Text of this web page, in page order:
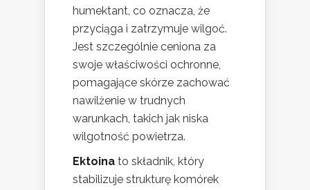
humektant, co oznacza, że
przyciąga i zatrzymuje wilgoć.
Jest szczególnie ceniona za
swoje właściwości ochronne,
pomagające skórze zachować
nawilżenie w trudnych
warunkach, takich jak niska
wilgotność powietrza.
Ektoina to składnik, który
stabilizuje strukturę komórek